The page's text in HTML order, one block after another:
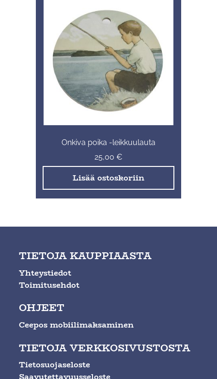
Onkiva poika -leikkuulauta
25,00 €
Lisää ostoskoriin
TIETOJA KAUPPIAASTA
Yhteystiedot
Toimitusehdot
OHJEET
Ceepos mobiilimaksaminen
TIETOJA VERKKOSIVUSTOSTA
Tietosuojaseloste